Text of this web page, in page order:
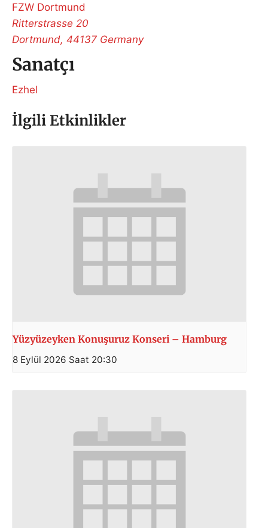
FZW Dortmund
Ritterstrasse 20
Dortmund, 44137 Germany
Sanatçı
Ezhel
İlgili Etkinlikler
Yüzyüzeyken Konuşuruz Konseri – Hamburg
8 Eylül 2026 Saat 20:30